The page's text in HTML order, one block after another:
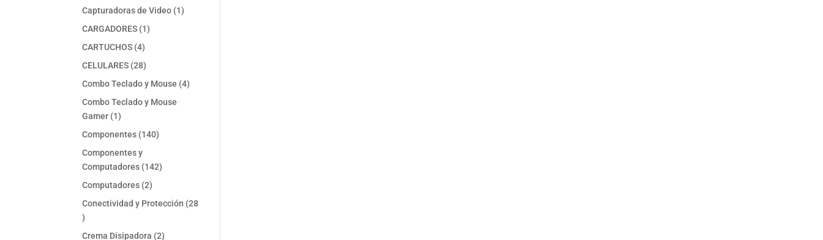
productos
Capturadoras de Video 11
CARGADORES 11
CARTUCHOS 44
productos
CELULARES 2828
productos
Combo Teclado y Mouse 44
Combo Teclado y Mouse
Gamer 11
producto
Componentes 140140
Componentes y
Computadores 142142
Computadores 22
productos
Conectividad y Protección 28
28
productos
Crema Disipadora 22